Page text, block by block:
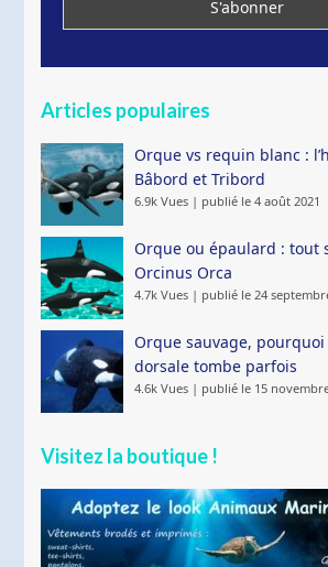
Articles populaires
Orque vs requin blanc :
Bâbord et Tribord
6.9k Vues | publié le 4 août 2021
Orque ou épaulard : tout
Orcinus Orca
4.7k Vues | publié le 24
Orque sauvage,
dorsale tombe parfois
4.6k Vues | publié le 15
Visitez la boutique !